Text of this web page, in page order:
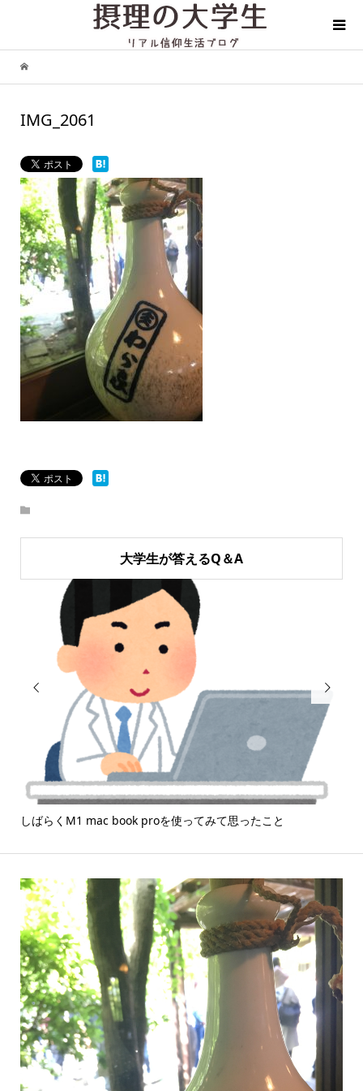
IMG_2061
大学生が答えるQ＆A

しばらくM1 mac book proを使ってみて思ったこと
